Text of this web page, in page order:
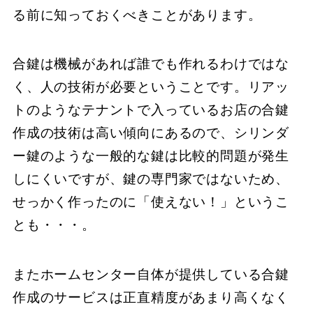
る前に知っておくべきことがあります。
合鍵は機械があれば誰でも作れるわけではな
く、人の技術が必要ということです。リアッ
トのようなテナントで入っているお店の合鍵
作成の技術は高い傾向にあるので、シリンダ
ー鍵のような一般的な鍵は比較的問題が発生
しにくいですが、鍵の専門家ではないため、
せっかく作ったのに「使えない！」というこ
とも・・・。
またホームセンター自体が提供している合鍵
作成のサービスは正直精度があまり高くなく